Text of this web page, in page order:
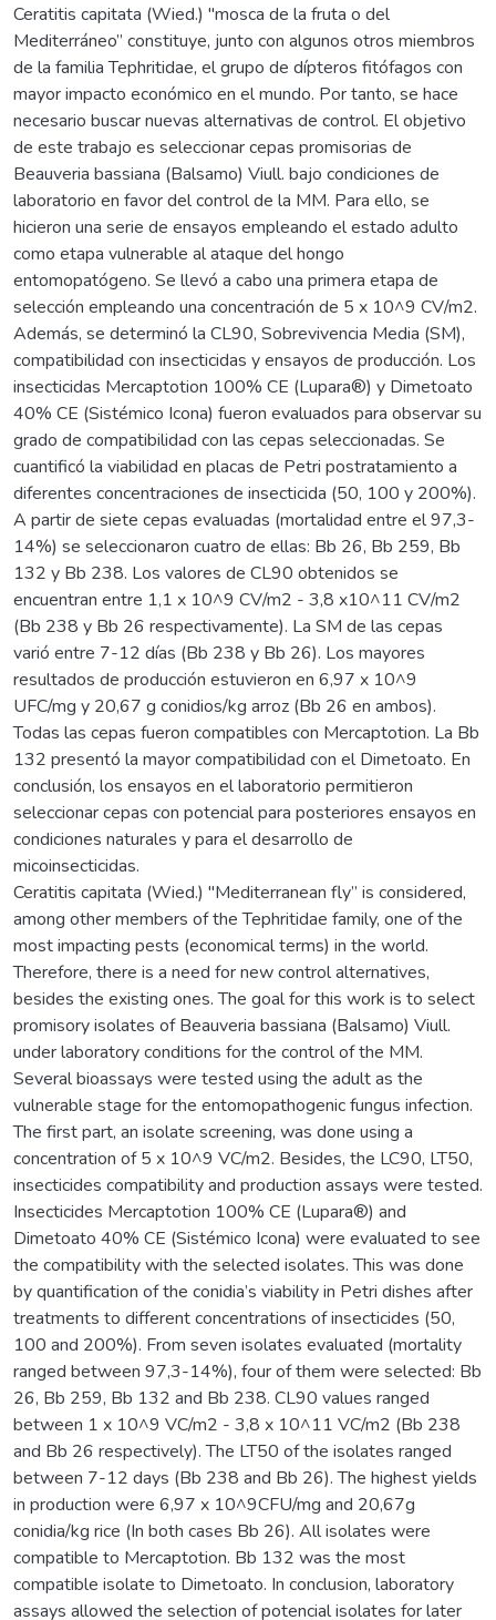
Ceratitis capitata (Wied.) "mosca de la fruta o del
Mediterráneo” constituye, junto con algunos otros miembros
de la familia Tephritidae, el grupo de dípteros fitófagos con
mayor impacto económico en el mundo. Por tanto, se hace
necesario buscar nuevas alternativas de control. El objetivo
de este trabajo es seleccionar cepas promisorias de
Beauveria bassiana (Balsamo) Viull. bajo condiciones de
laboratorio en favor del control de la MM. Para ello, se
hicieron una serie de ensayos empleando el estado adulto
como etapa vulnerable al ataque del hongo
entomopatógeno. Se llevó a cabo una primera etapa de
selección empleando una concentración de 5 x 10^9 CV/m2.
Además, se determinó la CL90, Sobrevivencia Media (SM),
compatibilidad con insecticidas y ensayos de producción. Los
insecticidas Mercaptotion 100% CE (Lupara®) y Dimetoato
40% CE (Sistémico Icona) fueron evaluados para observar su
grado de compatibilidad con las cepas seleccionadas. Se
cuantificó la viabilidad en placas de Petri postratamiento a
diferentes concentraciones de insecticida (50, 100 y 200%).
A partir de siete cepas evaluadas (mortalidad entre el 97,3-
14%) se seleccionaron cuatro de ellas: Bb 26, Bb 259, Bb
132 y Bb 238. Los valores de CL90 obtenidos se
encuentran entre 1,1 x 10^9 CV/m2 - 3,8 x10^11 CV/m2
(Bb 238 y Bb 26 respectivamente). La SM de las cepas
varió entre 7-12 días (Bb 238 y Bb 26). Los mayores
resultados de producción estuvieron en 6,97 x 10^9
UFC/mg y 20,67 g conidios/kg arroz (Bb 26 en ambos).
Todas las cepas fueron compatibles con Mercaptotion. La Bb
132 presentó la mayor compatibilidad con el Dimetoato. En
conclusión, los ensayos en el laboratorio permitieron
seleccionar cepas con potencial para posteriores ensayos en
condiciones naturales y para el desarrollo de
micoinsecticidas.
Ceratitis capitata (Wied.) "Mediterranean fly” is considered,
among other members of the Tephritidae family, one of the
most impacting pests (economical terms) in the world.
Therefore, there is a need for new control alternatives,
besides the existing ones. The goal for this work is to select
promisory isolates of Beauveria bassiana (Balsamo) Viull.
under laboratory conditions for the control of the MM.
Several bioassays were tested using the adult as the
vulnerable stage for the entomopathogenic fungus infection.
The first part, an isolate screening, was done using a
concentration of 5 x 10^9 VC/m2. Besides, the LC90, LT50,
insecticides compatibility and production assays were tested.
Insecticides Mercaptotion 100% CE (Lupara®) and
Dimetoato 40% CE (Sistémico Icona) were evaluated to see
the compatibility with the selected isolates. This was done
by quantification of the conidia’s viability in Petri dishes after
treatments to different concentrations of insecticides (50,
100 and 200%). From seven isolates evaluated (mortality
ranged between 97,3-14%), four of them were selected: Bb
26, Bb 259, Bb 132 and Bb 238. CL90 values ranged
between 1 x 10^9 VC/m2 - 3,8 x 10^11 VC/m2 (Bb 238
and Bb 26 respectively). The LT50 of the isolates ranged
between 7-12 days (Bb 238 and Bb 26). The highest yields
in production were 6,97 x 10^9CFU/mg and 20,67g
conidia/kg rice (In both cases Bb 26). All isolates were
compatible to Mercaptotion. Bb 132 was the most
compatible isolate to Dimetoato. In conclusion, laboratory
assays allowed the selection of potencial isolates for later